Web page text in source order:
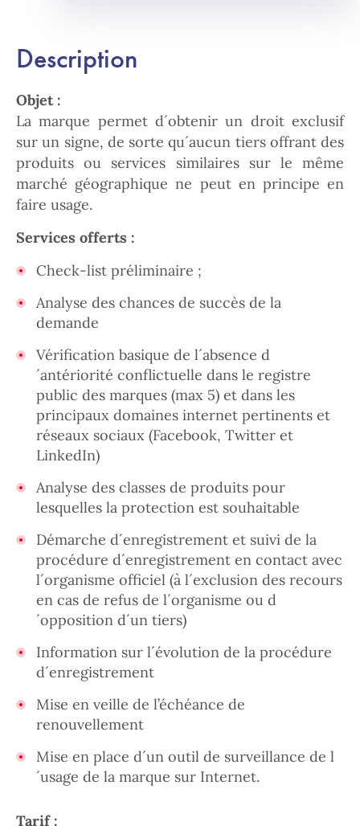
Description
Objet :
La marque permet d´obtenir un droit exclusif
sur un signe, de sorte qu´aucun tiers offrant des
produits ou services similaires sur le même
marché géographique ne peut en principe en
faire usage.
Services offerts :
Check-list préliminaire ;
Analyse des chances de succès de la
demande
Vérification basique de l´absence d
´antériorité conflictuelle dans le registre
public des marques (max 5) et dans les
principaux domaines internet pertinents et
réseaux sociaux (Facebook, Twitter et
LinkedIn)
Analyse des classes de produits pour
lesquelles la protection est souhaitable
Démarche d´enregistrement et suivi de la
procédure d´enregistrement en contact avec
l´organisme officiel (à l´exclusion des recours
en cas de refus de l´organisme ou d
´opposition d´un tiers)
Information sur l´évolution de la procédure
d´enregistrement
Mise en veille de l’échéance de
renouvellement
Mise en place d´un outil de surveillance de l
´usage de la marque sur Internet.
Tarif :